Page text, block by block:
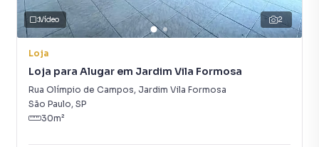
2
Vídeo
Loja
Loja para Alugar em Jardim Vila Formosa
Rua Olímpio de Campos, Jardim Vila Formosa
São Paulo, SP
30m²